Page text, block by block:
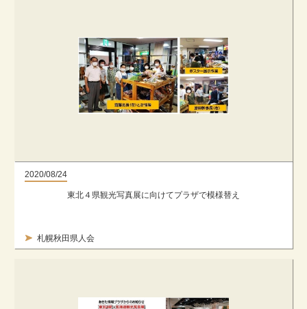
2020/08/24
札幌秋田県人会
東北４県観光写真展に向けてプラザで模様替え